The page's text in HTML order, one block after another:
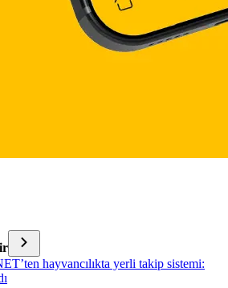
hayvancılıkta yerli takip sistemi: